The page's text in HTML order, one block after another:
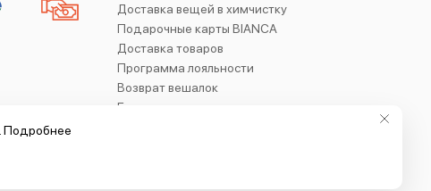
Доставка вещей в химчистку
Подарочные карты BIANCA
Доставка товаров
Программа лояльности
Возврат вешалок
Блог
Подробнее